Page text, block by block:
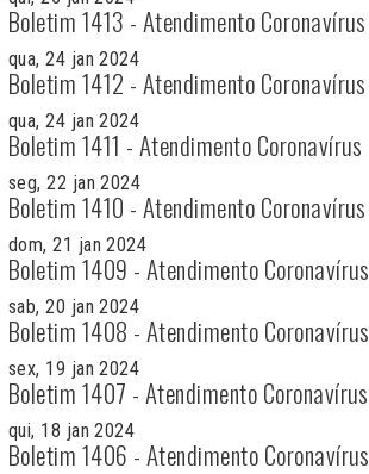
Boletim 1413 - Atendimento Coronavírus
qua, 24 jan 2024
Boletim 1412 - Atendimento Coronavírus
qua, 24 jan 2024
Boletim 1411 - Atendimento Coronavírus
seg, 22 jan 2024
Boletim 1410 - Atendimento Coronavírus
dom, 21 jan 2024
Boletim 1409 - Atendimento Coronavírus
sab, 20 jan 2024
Boletim 1408 - Atendimento Coronavírus
sex, 19 jan 2024
Boletim 1407 - Atendimento Coronavírus
qui, 18 jan 2024
Boletim 1406 - Atendimento Coronavírus